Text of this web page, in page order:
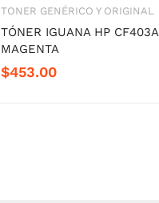
TONER GENÉRICO Y ORIGINAL
TÓNER IGUANA HP CF403A
MAGENTA
$453.00